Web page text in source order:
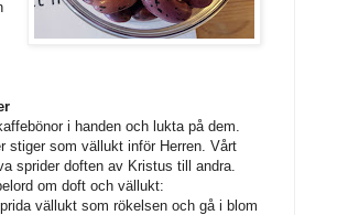
i handen och lukta på dem.
stiger som vällukt inför Herren. Vårt
sprider doften av Kristus till andra.
om doft och vällukt:
vällukt som rökelsen och gå i blom